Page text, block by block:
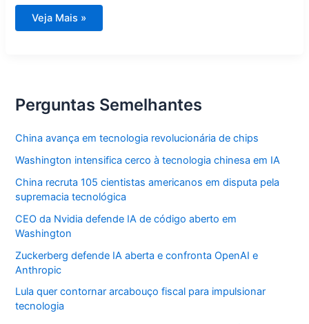
Aprenda
Veja Mais »
Perguntas Semelhantes
China avança em tecnologia revolucionária de chips
Washington intensifica cerco à tecnologia chinesa em IA
China recruta 105 cientistas americanos em disputa pela
supremacia tecnológica
CEO da Nvidia defende IA de código aberto em
Washington
Zuckerberg defende IA aberta e confronta OpenAI e
Anthropic
Lula quer contornar arcabouço fiscal para impulsionar
tecnologia